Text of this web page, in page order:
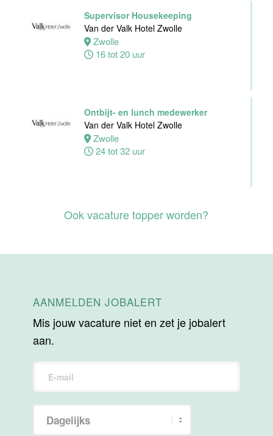
Supervisor Housekeeping
Van der Valk Hotel Zwolle
Zwolle
16 tot 20 uur
Ontbijt- en lunch medewerker
Van der Valk Hotel Zwolle
Zwolle
24 tot 32 uur
Ook vacature topper worden?
AANMELDEN JOBALERT
Mis jouw vacature niet en zet je jobalert
aan.